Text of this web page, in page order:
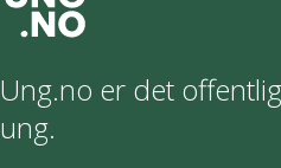
Ung.no er det
ung.